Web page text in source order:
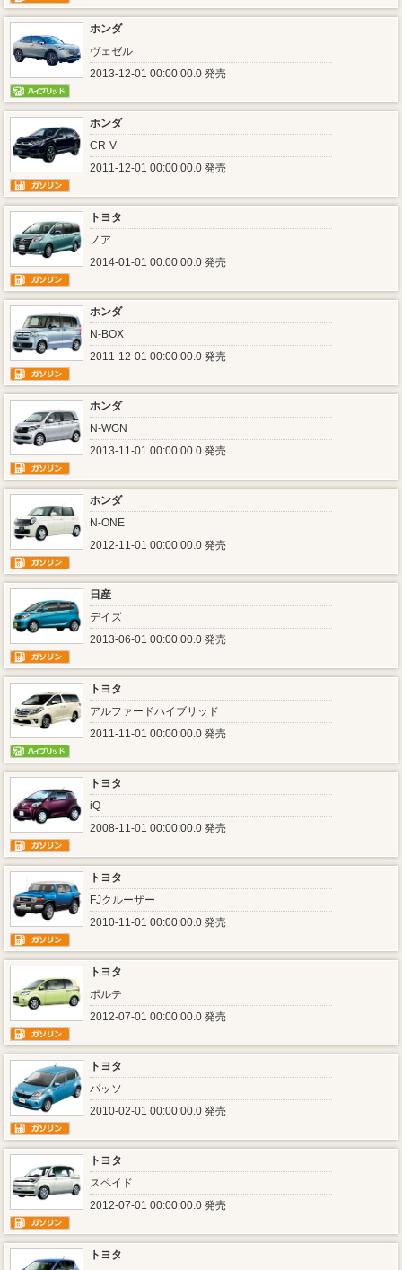
ホンダ
ヴェゼル
2013-12-01 00:00:00.0 発売
ホンダ
CR-V
2011-12-01 00:00:00.0 発売
トヨタ
ノア
2014-01-01 00:00:00.0 発売
ホンダ
N-BOX
2011-12-01 00:00:00.0 発売
ホンダ
N-WGN
2013-11-01 00:00:00.0 発売
ホンダ
N-ONE
2012-11-01 00:00:00.0 発売
日産
デイズ
2013-06-01 00:00:00.0 発売
トヨタ
アルファードハイブリッド
2011-11-01 00:00:00.0 発売
トヨタ
iQ
2008-11-01 00:00:00.0 発売
トヨタ
FJクルーザー
2010-11-01 00:00:00.0 発売
トヨタ
ポルテ
2012-07-01 00:00:00.0 発売
トヨタ
パッソ
2010-02-01 00:00:00.0 発売
トヨタ
スペイド
2012-07-01 00:00:00.0 発売
トヨタ